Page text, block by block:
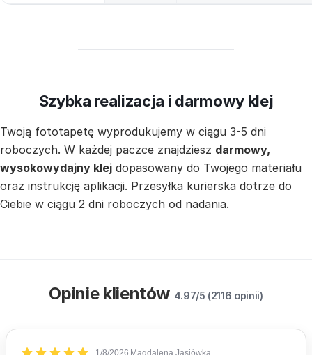
Szybka realizacja i darmowy klej
Twoją fototapetę wyprodukujemy w ciągu 3-5 dni
roboczych. W każdej paczce znajdziesz darmowy,
wysokowydajny klej dopasowany do Twojego materiału
oraz instrukcję aplikacji. Przesyłka kurierska dotrze do
Ciebie w ciągu 2 dni roboczych od nadania.
Opinie klientów 4.97/5 (2116 opinii)